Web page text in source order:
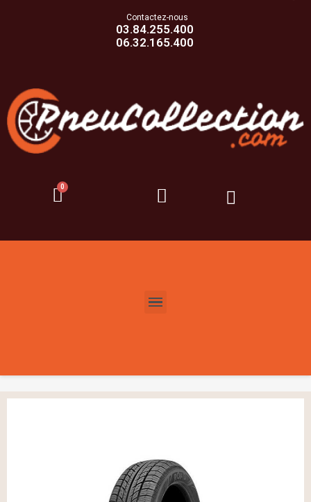
Contactez-nous
03.84.255.400
06.32.165.400